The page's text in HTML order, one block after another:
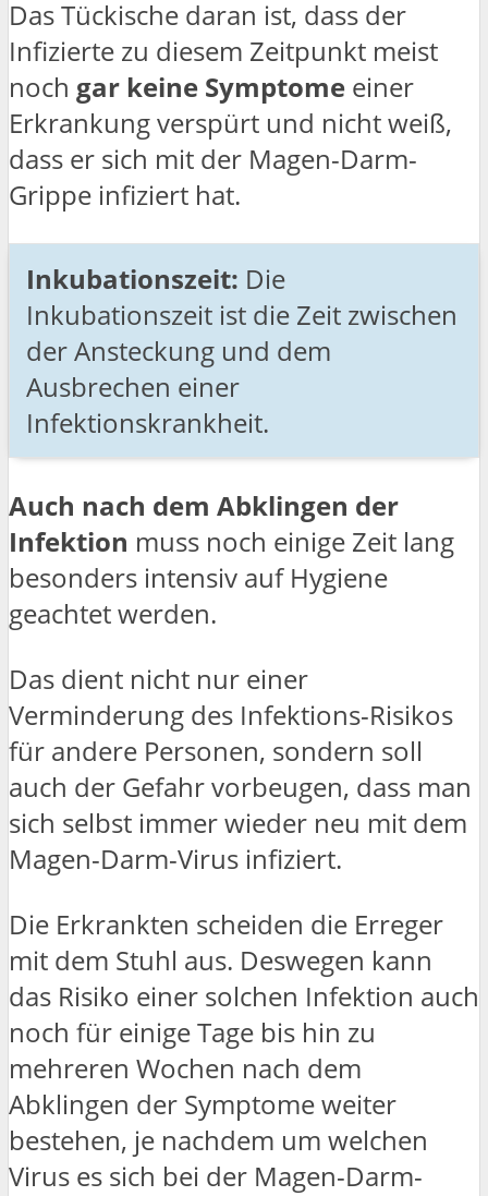
Das Tückische daran ist, dass der
Infizierte zu diesem Zeitpunkt meist
noch gar keine Symptome einer
Erkrankung verspürt und nicht weiß,
dass er sich mit der Magen-Darm-
Grippe infiziert hat.
Inkubationszeit: Die
Inkubationszeit ist die Zeit zwischen
der Ansteckung und dem
Ausbrechen einer
Infektionskrankheit.
Auch nach dem Abklingen der
Infektion muss noch einige Zeit lang
besonders intensiv auf Hygiene
geachtet werden.
Das dient nicht nur einer
Verminderung des Infektions-Risikos
für andere Personen, sondern soll
auch der Gefahr vorbeugen, dass man
sich selbst immer wieder neu mit dem
Magen-Darm-Virus infiziert.
Die Erkrankten scheiden die Erreger
mit dem Stuhl aus. Deswegen kann
das Risiko einer solchen Infektion auch
noch für einige Tage bis hin zu
mehreren Wochen nach dem
Abklingen der Symptome weiter
bestehen, je nachdem um welchen
Virus es sich bei der Magen-Darm-